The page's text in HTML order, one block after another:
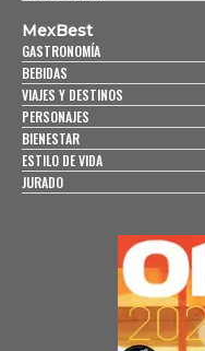
MexBest
GASTRONOMÍA
BEBIDAS
VIAJES Y DESTINOS
PERSONAJES
BIENESTAR
ESTILO DE VIDA
JURADO